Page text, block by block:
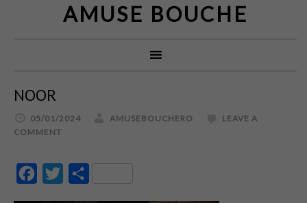
AMUSE BOUCHE
NOOR
05/01/2024 AMUSEBOUCHERO
LEAVE A
COMMENT
FacebookTwitter